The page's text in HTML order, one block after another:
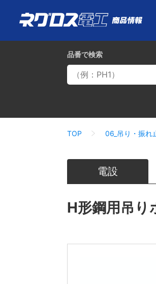
品番で検索
TOP 06_吊り・振れ
電設
H形鋼用吊り